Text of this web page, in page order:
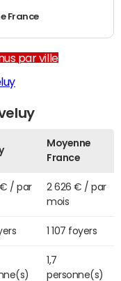
France
par ville
Moyenne
France
€ / par
2 626 € / par
mois
1 107 foyers
1,7
personne(s)